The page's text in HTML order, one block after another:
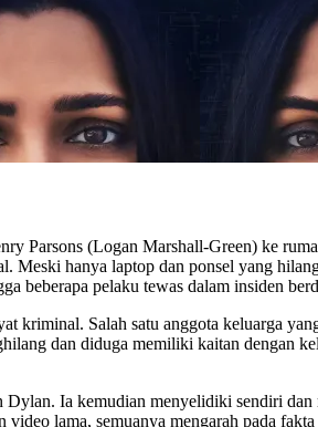
Parsons (Logan Marshall-Green) ke
hanya laptop dan ponsel yang
beberapa pelaku tewas dalam insiden
kriminal. Salah satu anggota keluarga
dan diduga memiliki kaitan dengan
Ia kemudian menyelidiki sendiri
lama, semuanya mengarah pada